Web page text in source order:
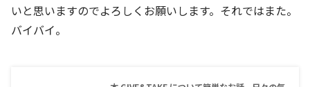
いと思いますのでよろしくお願いします。それではまた。
バイバイ。